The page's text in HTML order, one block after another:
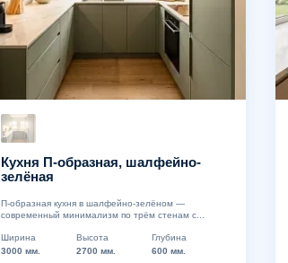
Кухня П-образная, шалфейно-
зелёная
П-образная кухня в шалфейно-зелёном —
современный минимализм по трём стенам с...
Ширина
3000 мм.
Высота
2700 мм.
Глубина
600 мм.